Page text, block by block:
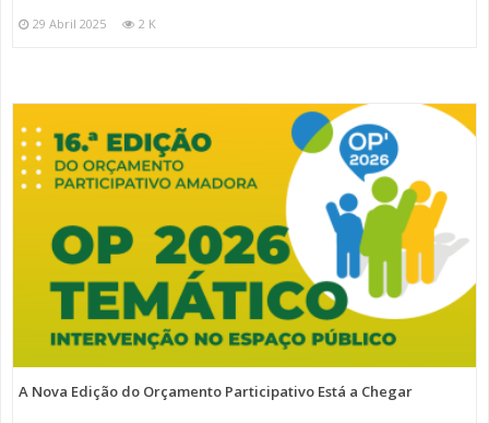
29 Abril 2025 2 K
A Nova Edição do Orçamento Participativo Está a Chegar